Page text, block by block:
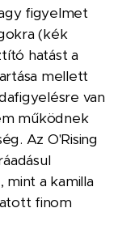
figyelmet
(kék
hatást a
mellett
van
működnek
Az O'Rising
a kamilla
finom